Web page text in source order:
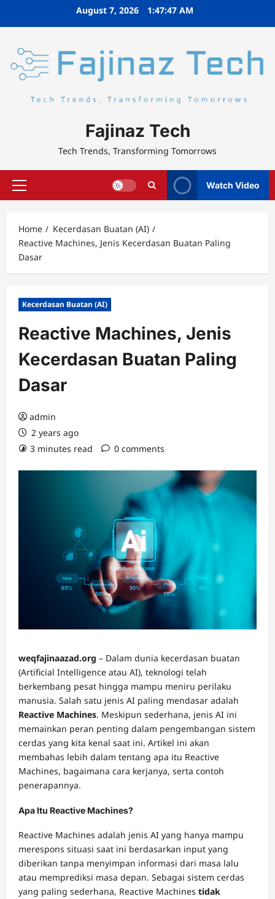
August 7, 2026 1:47:48 AM
Fajinaz Tech
Tech Trends, Transforming Tomorrows
Primary
Watch Video
Home
Kecerdasan Buatan (AI)
Reactive Machines, Jenis Kecerdasan Buatan Paling
Dasar
Kecerdasan Buatan (AI)
Reactive Machines, Jenis
Kecerdasan Buatan Paling
Dasar
admin
2 years ago
3 minutes read
0 comments
weqfajinaazad.org – Dalam dunia kecerdasan buatan
(Artificial Intelligence atau AI), teknologi telah
berkembang pesat hingga mampu meniru perilaku
manusia. Salah satu jenis AI paling mendasar adalah
Reactive Machines. Meskipun sederhana, jenis AI ini
memainkan peran penting dalam pengembangan sistem
cerdas yang kita kenal saat ini. Artikel ini akan
membahas lebih dalam tentang apa itu Reactive
Machines, bagaimana cara kerjanya, serta contoh
penerapannya.
Apa Itu Reactive Machines?
Reactive Machines adalah jenis AI yang hanya mampu
merespons situasi saat ini berdasarkan input yang
diberikan tanpa menyimpan informasi dari masa lalu
atau memprediksi masa depan. Sebagai sistem cerdas
yang paling sederhana, Reactive Machines tidak